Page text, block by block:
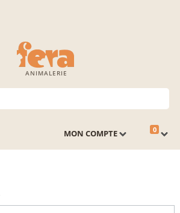
ANIMALERIE
0
MON COMPTE